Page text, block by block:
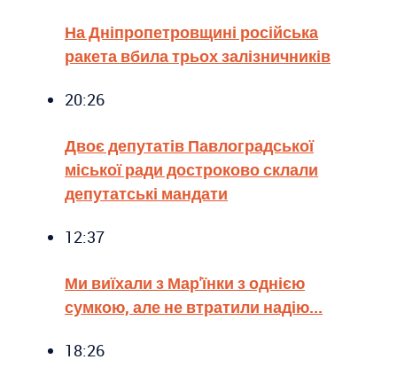
На Дніпропетровщині російська
ракета вбила трьох залізничників
20:26
Двоє депутатів Павлоградської
міської ради достроково склали
депутатські мандати
12:37
Ми виїхали з Мар'їнки з однією
сумкою, але не втратили надію...
18:26